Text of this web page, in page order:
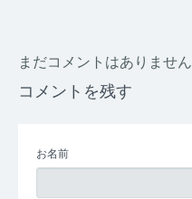
まだコメントはありません
コメントを残す
お名前